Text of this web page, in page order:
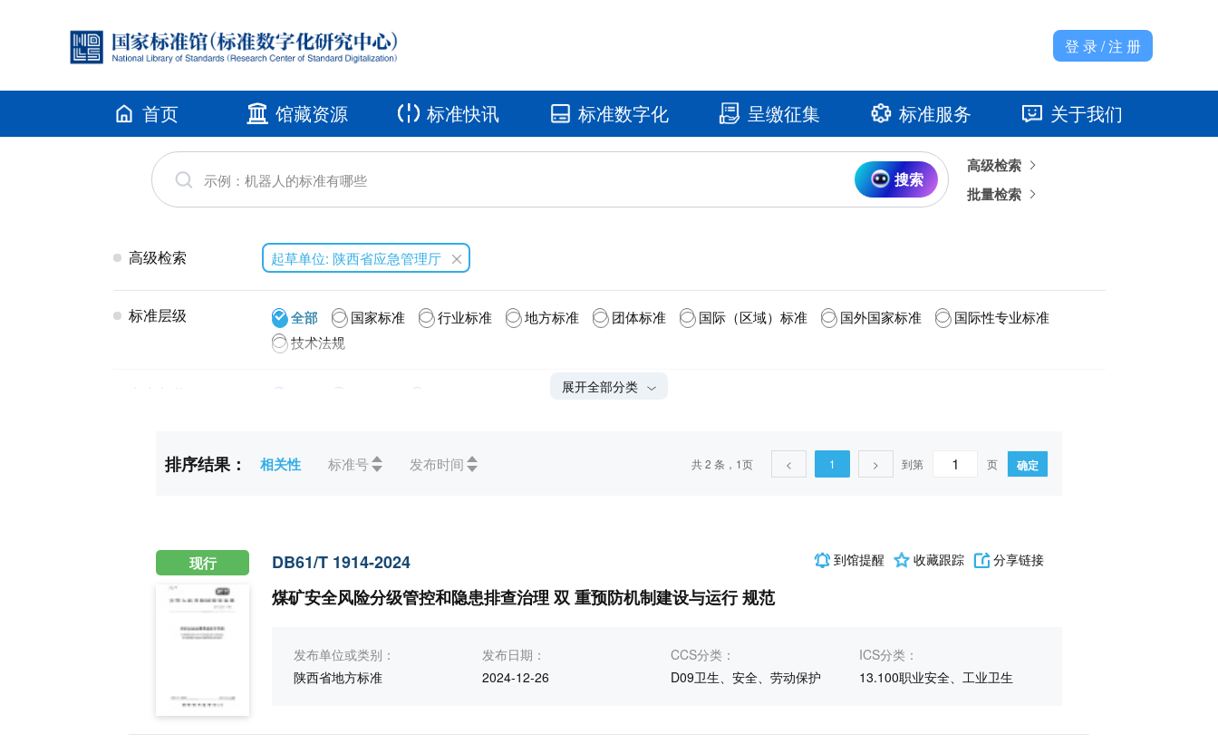
登 录 / 注 册
首页 馆藏资源 标准快讯 标准数字化 呈缴征集 标准服务 关于我们
发展大事记
搜索
高级检索
批量检索
高级检索 起草单位: 陕西省应急管理厅
标准层级 全部 国家标准 行业标准 地方标准 团体标准 国际（区域）标准 国外国家标准
国际性专业标准
技术法规
发布年代
CCS 全部 A综合(1)
展开全部分类
排序结果： 相关性 标准号 发布时间 共 2 条，1页 < 1 > 到第 页 确定
现行
DB61/T 1914-2024
煤矿安全风险分级管控和隐患排查治理 双 重预防机制建设与运行 规范
到馆提醒 收藏跟踪 分享链接
发布单位或类别：
陕西省地方标准
发布日期：
2024-12-26
CCS分类：
D09卫生、安全、劳动保护
ICS分类：
13.100职业安全、工业卫生